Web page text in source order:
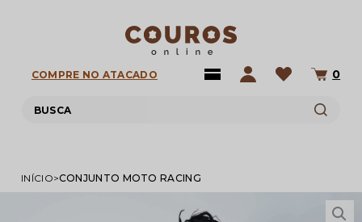
COMPRE NO ATACADO 0
INÍCIO CONJUNTO MOTO RACING